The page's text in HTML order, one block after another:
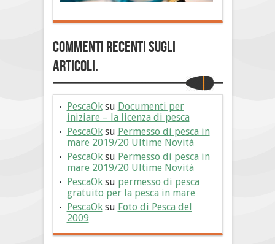
Commenti Recenti sugli
articoli.
PescaOksu Documenti per
iniziare – la licenza di pesca
PescaOksu Permesso di pesca in
mare 2019/20 Ultime Novità
PescaOksu Permesso di pesca in
mare 2019/20 Ultime Novità
PescaOksu permesso di pesca
gratuito per la pesca in mare
PescaOksu Foto di Pesca del
2009